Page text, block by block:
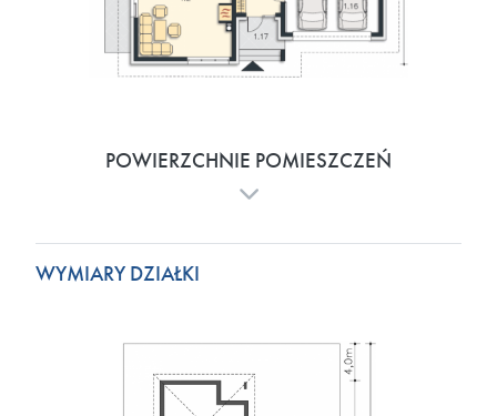
POWIERZCHNIE POMIESZCZEŃ
WYMIARY DZIAŁKI